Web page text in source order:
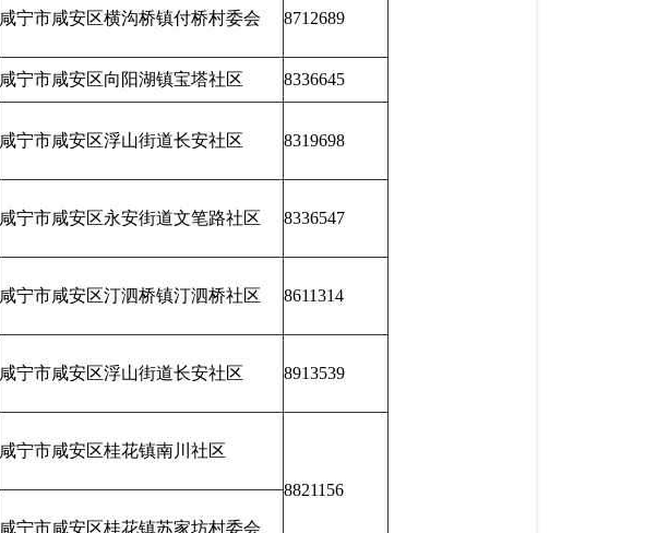
咸宁市咸安区横沟桥镇付桥村委会 8712689
咸宁市咸安区向阳湖镇宝塔社区 8336645
咸宁市咸安区浮山街道长安社区 8319698
咸宁市咸安区永安街道文笔路社区 8336547
咸宁市咸安区汀泗桥镇汀泗桥社区 8611314
咸宁市咸安区浮山街道长安社区 8913539
咸宁市咸安区桂花镇南川社区
8821156
咸宁市咸安区桂花镇苏家坊村委会